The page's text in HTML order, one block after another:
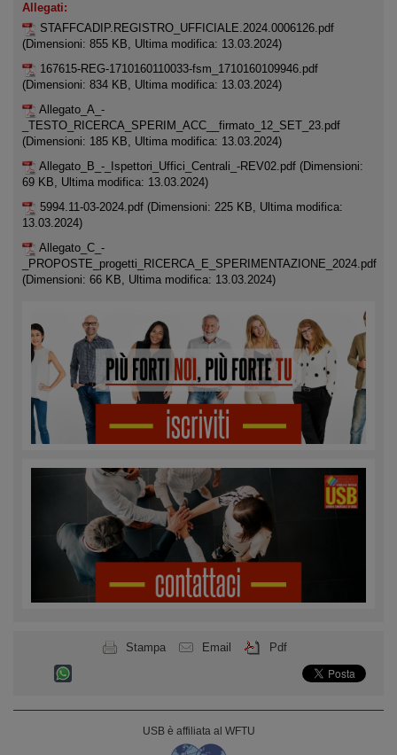
Allegati:
STAFFCADIP.REGISTRO_UFFICIALE.2024.0006126.pdf
(Dimensioni: 855 KB, Ultima modifica: 13.03.2024)
167615-REG-1710160110033-fsm_1710160109946.pdf
(Dimensioni: 834 KB, Ultima modifica: 13.03.2024)
Allegato_A_-
_TESTO_RICERCA_SPERIM_ACC__firmato_12_SET_23.pdf
(Dimensioni: 185 KB, Ultima modifica: 13.03.2024)
Allegato_B_-_Ispettori_Uffici_Centrali_-REV02.pdf (Dimensioni:
69 KB, Ultima modifica: 13.03.2024)
5994.11-03-2024.pdf (Dimensioni: 225 KB, Ultima modifica:
13.03.2024)
Allegato_C_-
_PROPOSTE_progetti_RICERCA_E_SPERIMENTAZIONE_2024.pdf
(Dimensioni: 66 KB, Ultima modifica: 13.03.2024)
Stampa Email Pdf
USB è affiliata al WFTU